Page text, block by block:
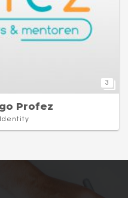
3
Profez